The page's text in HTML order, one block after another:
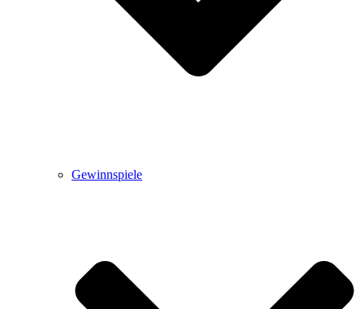
Gewinnspiele